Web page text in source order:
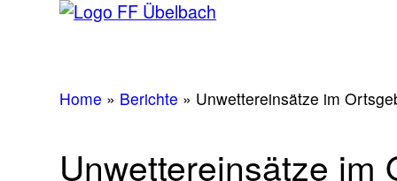
Home » Berichte » Unwettereinsätze im
Unwettereinsätze im